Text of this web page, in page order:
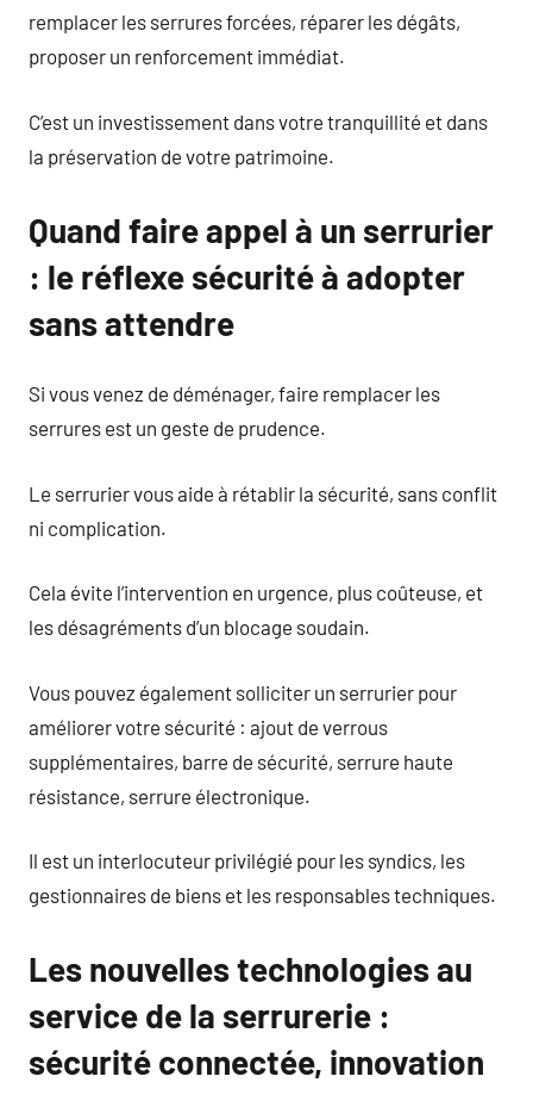
remplacer les serrures forcées, réparer les dégâts,
proposer un renforcement immédiat.
C’est un investissement dans votre tranquillité et dans
la préservation de votre patrimoine.
Quand faire appel à un serrurier
: le réflexe sécurité à adopter
sans attendre
Si vous venez de déménager, faire remplacer les
serrures est un geste de prudence.
Le serrurier vous aide à rétablir la sécurité, sans conflit
ni complication.
Cela évite l’intervention en urgence, plus coûteuse, et
les désagréments d’un blocage soudain.
Vous pouvez également solliciter un serrurier pour
améliorer votre sécurité : ajout de verrous
supplémentaires, barre de sécurité, serrure haute
résistance, serrure électronique.
Il est un interlocuteur privilégié pour les syndics, les
gestionnaires de biens et les responsables techniques.
Les nouvelles technologies au
service de la serrurerie :
sécurité connectée, innovation